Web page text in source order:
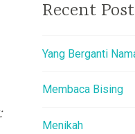
Recent
Yang Berganti
Membaca Bising
Menikah